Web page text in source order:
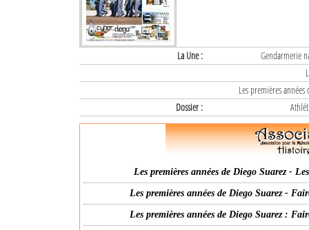
La Une :
Gendarmerie
Les premières
Dossier :
Les premières années de Diego Suarez -
Les premières années de Diego Suarez -
Les premières années de Diego Suarez :